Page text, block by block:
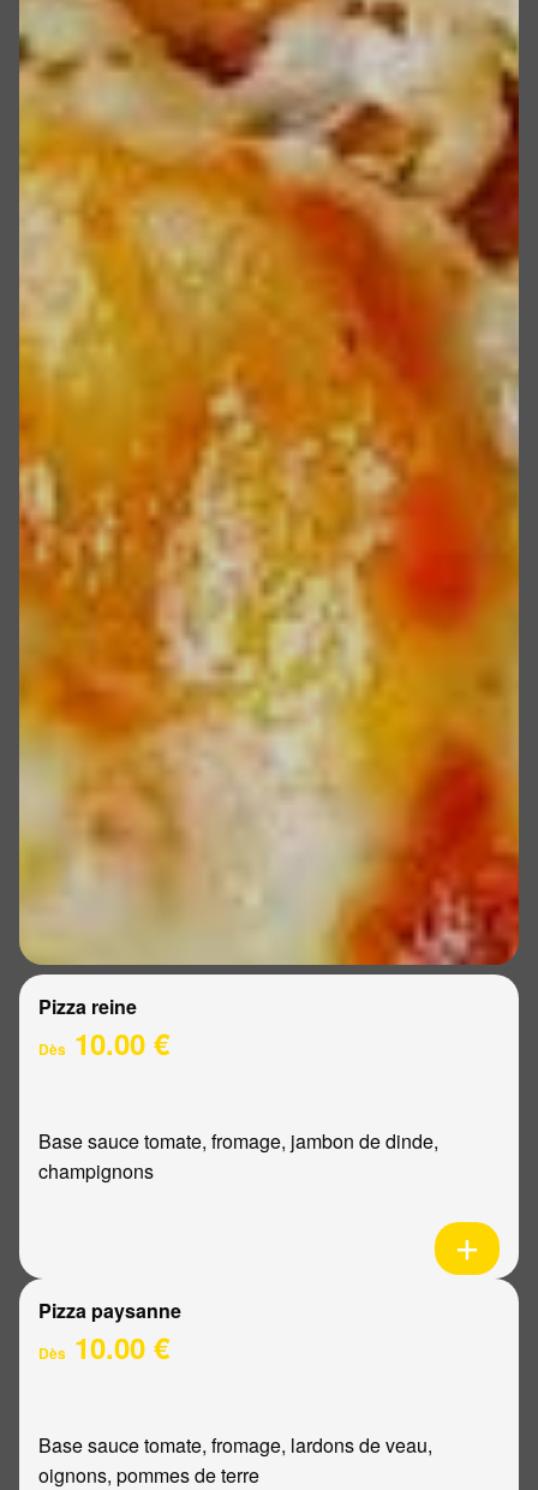
Pizza reine
Dès 10.00 €
Base sauce tomate, fromage, jambon de dinde,
champignons
Pizza paysanne
Dès 10.00 €
Base sauce tomate, fromage, lardons de veau,
oignons, pommes de terre